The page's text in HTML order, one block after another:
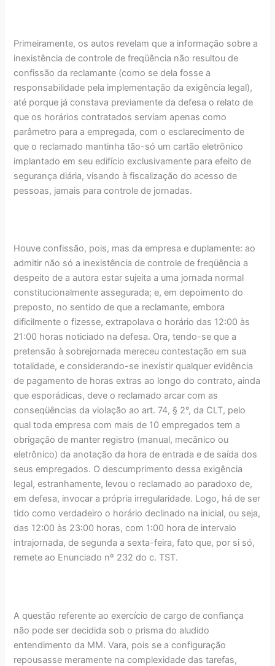
Primeiramente, os autos revelam que a informação sobre a
inexistência de controle de freqüência não resultou de
confissão da reclamante (como se dela fosse a
responsabilidade pela implementação da exigência legal),
até porque já constava previamente da defesa o relato de
que os horários contratados serviam apenas como
parâmetro para a empregada, com o esclarecimento de
que o reclamado mantinha tão-só um cartão eletrônico
implantado em seu edifício exclusivamente para efeito de
segurança diária, visando à fiscalização do acesso de
pessoas, jamais para controle de jornadas.
Houve confissão, pois, mas da empresa e duplamente: ao
admitir não só a inexistência de controle de freqüência a
despeito de a autora estar sujeita a uma jornada normal
constitucionalmente assegurada; e, em depoimento do
preposto, no sentido de que a reclamante, embora
dificilmente o fizesse, extrapolava o horário das 12:00 às
21:00 horas noticiado na defesa. Ora, tendo-se que a
pretensão à sobrejornada mereceu contestação em sua
totalidade, e considerando-se inexistir qualquer evidência
de pagamento de horas extras ao longo do contrato, ainda
que esporádicas, deve o reclamado arcar com as
conseqüências da violação ao art. 74, § 2°, da CLT, pelo
qual toda empresa com mais de 10 empregados tem a
obrigação de manter registro (manual, mecânico ou
eletrônico) da anotação da hora de entrada e de saída dos
seus empregados. O descumprimento dessa exigência
legal, estranhamente, levou o reclamado ao paradoxo de,
em defesa, invocar a própria irregularidade. Logo, há de ser
tido como verdadeiro o horário declinado na inicial, ou seja,
das 12:00 às 23:00 horas, com 1:00 hora de intervalo
intrajornada, de segunda a sexta-feira, fato que, por si só,
remete ao Enunciado nº 232 do c. TST.
A questão referente ao exercício de cargo de confiança
não pode ser decidida sob o prisma do aludido
entendimento da MM. Vara, pois se a configuração
repousasse meramente na complexidade das tarefas,